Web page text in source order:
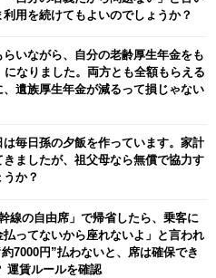
利用を続けてもよいのでしょうか？
いながら、自分の老齢厚生年金をも
になりました。両方とも全額もらえる
、遺族厚生年金が減るって損じゃない
は毎日孫の夕飯を作っています。家計
きましたが、祖父母なら無償で協力す
か？
線の自由席」で帰省したら、乗客に
払ってないから座れないよ」と言われ
7000円”払わないと、席は確保でき
運賃ルールを確認